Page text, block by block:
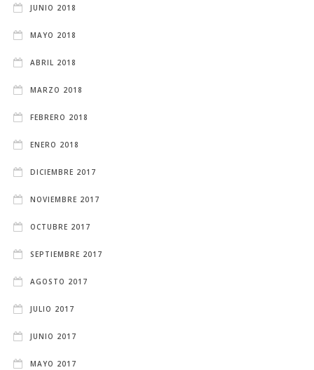
JUNIO 2018
MAYO 2018
ABRIL 2018
MARZO 2018
FEBRERO 2018
ENERO 2018
DICIEMBRE 2017
NOVIEMBRE 2017
OCTUBRE 2017
SEPTIEMBRE 2017
AGOSTO 2017
JULIO 2017
JUNIO 2017
MAYO 2017